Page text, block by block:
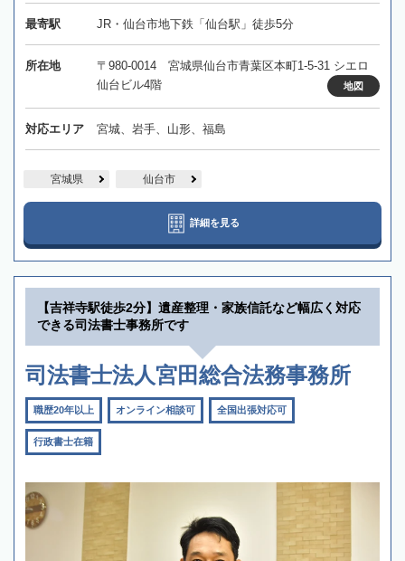
最寄駅 JR・仙台市地下鉄「仙台駅」徒歩5分
所在地
〒980-0014 宮城県仙台市青葉区本町1-5-31 シエロ
仙台ビル4階
地図
対応エリア 宮城、岩手、山形、福島
宮城県 仙台市
詳細を見る
【吉祥寺駅徒歩2分】遺産整理・家族信託など幅広く対応
できる司法書士事務所です
司法書士法人宮田総合法務事務所
職歴20年以上 オンライン相談可 全国出張対応可
行政書士在籍